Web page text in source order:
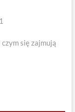
się zajmują